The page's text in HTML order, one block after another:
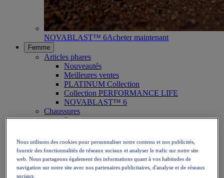
NOVABLAST™ 6Acheter maintenant
Femme
Articles phares
Nouveautés
Meilleures ventes
PLATINUM Collection
Collection PERFORMANCE LIFE
NOVABLAST™ 6
Chaussures
Running
Tennis
Volley
Handball
Padel
Nous utilisons des cookies pour personnaliser notre contenu et nos publicités,
fournir des fonctionnalités de réseaux sociaux et analyser le trafic sur notre site
web. Nous partageons également des informations quant à vos habitudes de
navigation sur notre site avec nos partenaires publicitaires, d'analyse et de réseaux
sociaux.